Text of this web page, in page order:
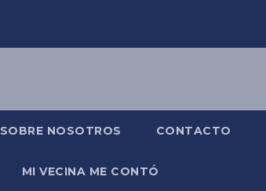
SOBRE NOSOTROS CONTACTO
MI VECINA ME CONTÓ